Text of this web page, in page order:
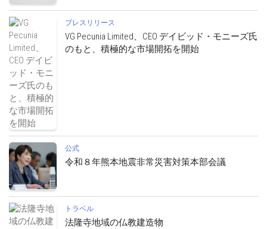
プレスリリース
VG Pecunia Limited、CEO デイビッド・モニーズ氏
のもと、積極的な市場開拓を開始
公式
令和８年熊本地震非常災害対策本部会議
トラベル
法隆寺地域の仏教建造物